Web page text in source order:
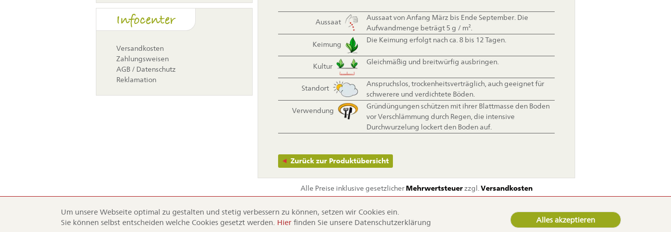
Aussaat
Aussaat von Anfang März bis Ende September. Die
Aufwandmenge beträgt 5 g / m².
Keimung
Die Keimung erfolgt nach ca. 8 bis 12 Tagen.
Kultur
Gleichmäßig und breitwürfig ausbringen.
Standort
Anspruchslos, trockenheitsverträglich, auch geeignet für
schwerere und verdichtete Böden.
Verwendung
Gründüngungen schützen mit ihrer Blattmasse den Boden
vor Verschlämmung durch Regen, die intensive
Durchwurzelung lockert den Boden auf.
Zurück zur Produktübersicht
Alle Preise inklusive gesetzlicher Mehrwertsteuerzzgl. Versandkosten
Infocenter
Versandkosten
Zahlungsweisen
AGB / Datenschutz
Reklamation
Um unsere Webseite optimal zu gestalten und stetig verbessern zu können, setzen wir Cookies ein.
Sie können selbst entscheiden welche Cookies gesetzt werden. Hier finden Sie unsere Datenschutzerklärung Alles akzeptieren